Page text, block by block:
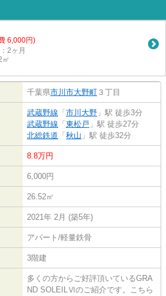
6,000円)
2ヶ月
㎡
千葉県市川市大野町 ３丁目
武蔵野線 「 市川大野 」駅 徒歩3分
武蔵野線 「 東松戸 」駅 徒歩27分
北総鉄道 「 秋山 」駅 徒歩32分
8.8万円
6,000円
26.52㎡
2021年 2月 (築5年)
アパート/軽量鉄骨
3階建
多くの方からご好評頂いているGRA
ND SOLEILⅥのご紹介です。こちら